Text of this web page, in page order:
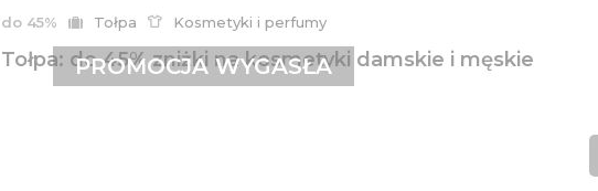
do 45% Tołpa Kosmetyki i perfumy
Tołpa: do 45% zniżki na kosmetyki damskie i męskie
PROMOCJA WYGASŁA